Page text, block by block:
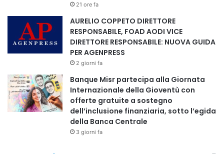
Questa scoperta rafforza ancora una volta il ruolo
dell’Egitto come custode di un patrimonio archeologico
straordinario e in4 continua evoluzione, capace di offrire
nuove prospettive sulla storia del Mediterraneo antico.
21 ore fa
AURELIO COPPETO DIRETTORE
RESPONSABILE, FOAD AODI VICE
DIRETTORE RESPONSABILE: NUOVA GUIDA
PER AGENPRESS
2 giorni fa
Banque Misr partecipa alla Giornata
Internazionale della Gioventù con
offerte gratuite a sostegno
dell’inclusione finanziaria, sotto l’egida
della Banca Centrale
3 giorni fa